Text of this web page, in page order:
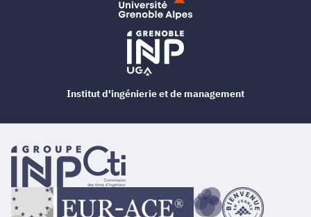
Institut d'ingénierie et de management